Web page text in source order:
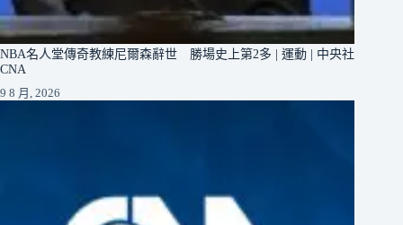
NBA名人堂傳奇教練尼爾森辭世 勝場史上第2多 | 運動 | 中央社
CNA
9 8 月, 2026